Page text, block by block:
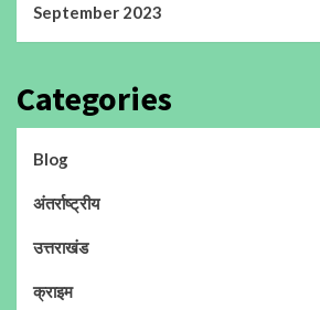
September 2023
Categories
Blog
अंतर्राष्ट्रीय
उत्तराखंड
क्राइम